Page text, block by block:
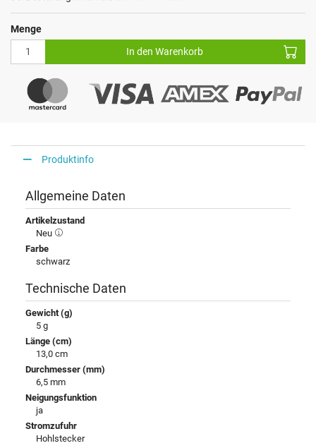
Menge
In den Warenkorb
Produktinfo
Allgemeine Daten
Artikelzustand
Neu
Farbe
schwarz
Technische Daten
Gewicht (g)
5 g
Länge (cm)
13,0 cm
Durchmesser (mm)
6,5 mm
Neigungsfunktion
ja
Stromzufuhr
Hohlstecker